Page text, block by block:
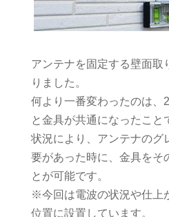
アンテナを固定する壁面取
りました。
何より一番変わったのは、
と金具が共通になったこと
状況により、アンテナのグ
要があった時に、金具をそ
とが可能です。
※今回は電波の状況や仕上
位置に設置しています。